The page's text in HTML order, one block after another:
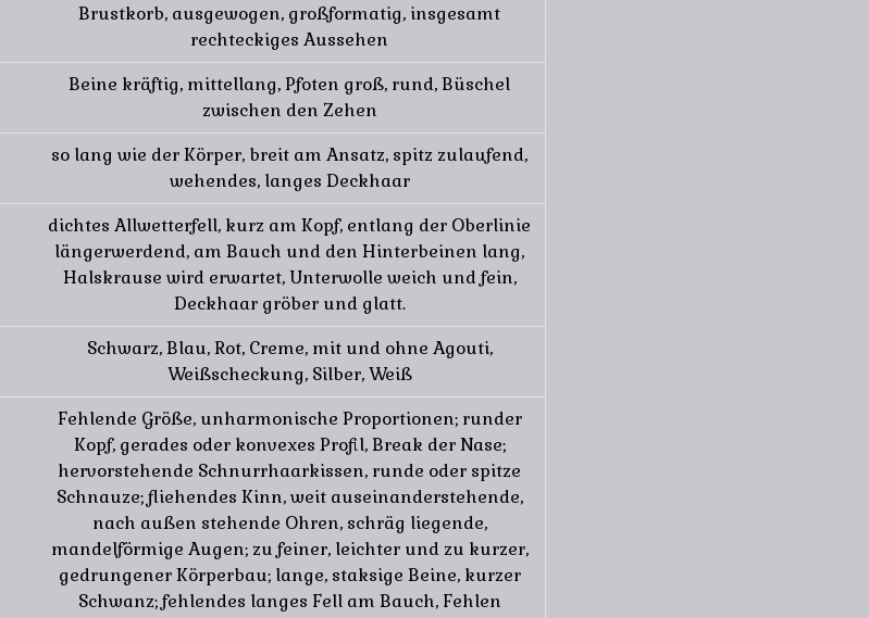
Brustkorb, ausgewogen, großformatig, insgesamt
rechteckiges Aussehen
Beine kräftig, mittellang, Pfoten groß, rund, Büschel
zwischen den Zehen
so lang wie der Körper, breit am Ansatz, spitz zulaufend,
wehendes, langes Deckhaar
dichtes Allwetterfell, kurz am Kopf, entlang der Oberlinie
längerwerdend, am Bauch und den Hinterbeinen lang,
Halskrause wird erwartet, Unterwolle weich und fein,
Deckhaar gröber und glatt.
Schwarz, Blau, Rot, Creme, mit und ohne Agouti,
Weißscheckung, Silber, Weiß
Fehlende Größe, unharmonische Proportionen; runder
Kopf, gerades oder konvexes Profil, Break der Nase;
hervorstehende Schnurrhaarkissen, runde oder spitze
Schnauze; fliehendes Kinn, weit auseinanderstehende,
nach außen stehende Ohren, schräg liegende,
mandelförmige Augen; zu feiner, leichter und zu kurzer,
gedrungener Körperbau; lange, staksige Beine, kurzer
Schwanz; fehlendes langes Fell am Bauch, Fehlen